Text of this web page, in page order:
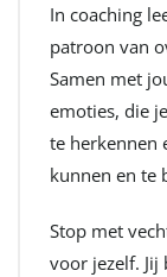
In coaching
patroon van
Samen met
emoties, die
te herkennen
kunnen en te
Stop met
voor jezelf.